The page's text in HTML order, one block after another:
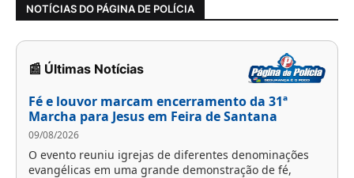
NOTÍCIAS DO PÁGINA DE POLÍCIA
📰 Últimas Notícias
Fé e louvor marcam encerramento da 31ª
Marcha para Jesus em Feira de Santana
09/08/2026
O evento reuniu igrejas de diferentes denominações
evangélicas em uma grande demonstração de fé,